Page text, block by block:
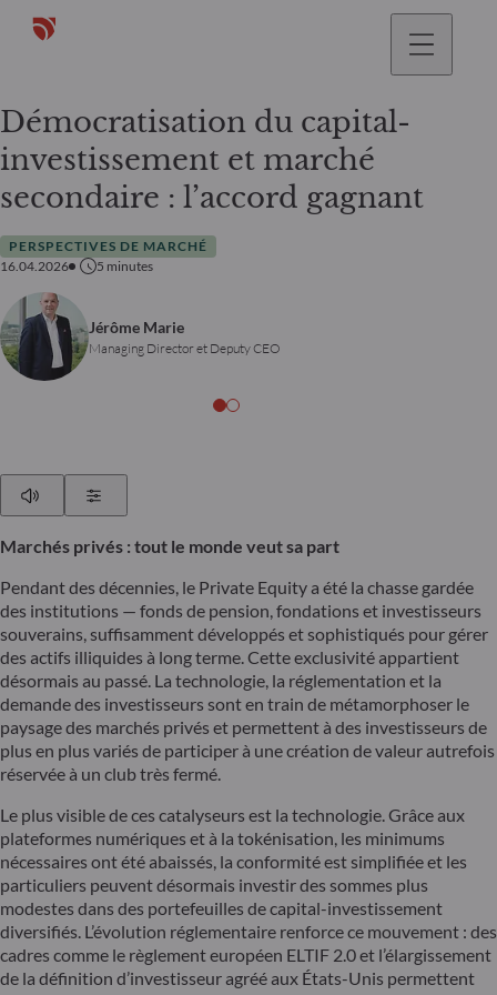
Démocratisation du capital-
investissement et marché
secondaire : l’accord gagnant
PERSPECTIVES DE MARCHÉ
16.04.2026
5 minutes
Jérôme Marie
Managing Director et Deputy CEO
Marchés privés : tout le monde veut sa part
Pendant des décennies, le Private Equity a été la chasse gardée
des institutions — fonds de pension, fondations et investisseurs
souverains, suffisamment développés et sophistiqués pour gérer
des actifs illiquides à long terme. Cette exclusivité appartient
désormais au passé. La technologie, la réglementation et la
demande des investisseurs sont en train de métamorphoser le
paysage des marchés privés et permettent à des investisseurs de
plus en plus variés de participer à une création de valeur autrefois
réservée à un club très fermé.
Le plus visible de ces catalyseurs est la technologie. Grâce aux
plateformes numériques et à la tokénisation, les minimums
nécessaires ont été abaissés, la conformité est simplifiée et les
particuliers peuvent désormais investir des sommes plus
modestes dans des portefeuilles de capital-investissement
diversifiés. L’évolution réglementaire renforce ce mouvement : des
cadres comme le règlement européen ELTIF 2.0 et l’élargissement
de la définition d’investisseur agréé aux États-Unis permettent